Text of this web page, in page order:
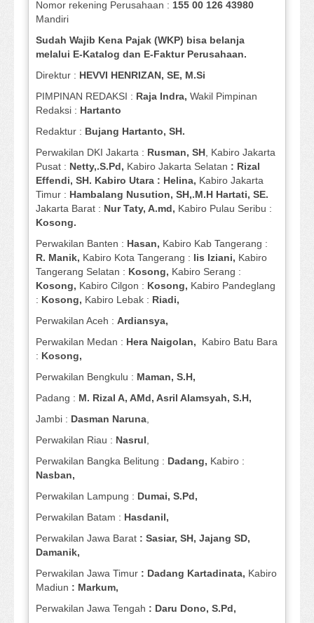
Nomor rekening Perusahaan : 155 00 126 43980
Mandiri
Sudah Wajib Kena Pajak (WKP) bisa belanja
melalui E-Katalog dan E-Faktur Perusahaan.
Direktur : HEVVI HENRIZAN, SE, M.Si
PIMPINAN REDAKSI : Raja Indra, Wakil Pimpinan
Redaksi : Hartanto
Redaktur : Bujang Hartanto, SH.
Perwakilan DKI Jakarta : Rusman, SH , Kabiro Jakarta
Pusat : Netty,.S.Pd, Kabiro Jakarta Selatan : Rizal
Effendi, SH. Kabiro Utara : Helina, Kabiro Jakarta
Timur : Hambalang Nusution, SH,.M.H Hartati, SE.
Jakarta Barat : Nur Taty, A.md, Kabiro Pulau Seribu :
Kosong.
Perwakilan Banten : Hasan, Kabiro Kab Tangerang :
R. Manik, Kabiro Kota Tangerang : Iis Iziani, Kabiro
Tangerang Selatan : Kosong, Kabiro Serang :
Kosong, Kabiro Cilgon : Kosong, Kabiro Pandeglang
: Kosong, Kabiro Lebak : Riadi,
Perwakilan Aceh : Ardiansya,
Perwakilan Medan : Hera Naigolan, Kabiro Batu Bara
: Kosong,
Perwakilan Bengkulu : Maman, S.H,
Padang : M. Rizal A, AMd, Asril Alamsyah, S.H,
Jambi : Dasman Naruna
Perwakilan Riau : Nasrul
Perwakilan Bangka Belitung : Dadang, Kabiro :
Nasban,
Perwakilan Lampung : Dumai, S.Pd,
Perwakilan Batam : Hasdanil,
Perwakilan Jawa Barat : Sasiar, SH, Jajang SD,
Damanik,
Perwakilan Jawa Timur : Dadang Kartadinata, Kabiro
Madiun : Markum,
Perwakilan Jawa Tengah : Daru Dono, S.Pd,